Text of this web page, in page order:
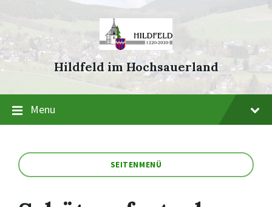
navigation
Hildfeld im Hochsauerland
Menu
SEITENMENÜ